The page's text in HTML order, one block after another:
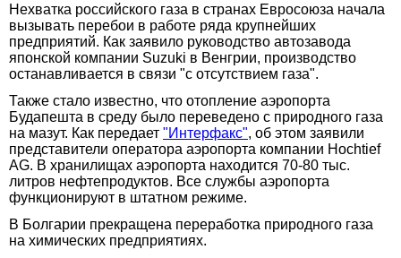
Нехватка российского газа в странах Евросоюза начала
вызывать перебои в работе ряда крупнейших
предприятий. Как заявило руководство автозавода
японской компании Suzuki в Венгрии, производство
останавливается в связи "с отсутствием газа".
Также стало известно, что отопление аэропорта
Будапешта в среду было переведено с природного газа
на мазут. Как передает "Интерфакс", об этом заявили
представители оператора аэропорта компании Hochtief
AG. В хранилищах аэропорта находится 70-80 тыс.
литров нефтепродуктов. Все службы аэропорта
функционируют в штатном режиме.
В Болгарии прекращена переработка природного газа
на химических предприятиях.